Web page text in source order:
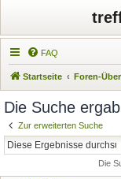
FAQ
Startseite Foren-
Die Suche
Zur erweiterten Suche
Die